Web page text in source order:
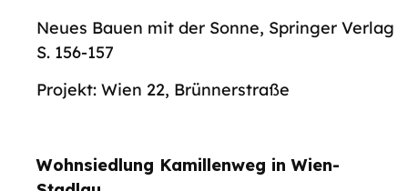
Neues Bauen mit der Sonne, Springer Verlag
S. 156-157
Projekt: Wien 22, Brünnerstraße
Wohnsiedlung Kamillenweg in Wien-